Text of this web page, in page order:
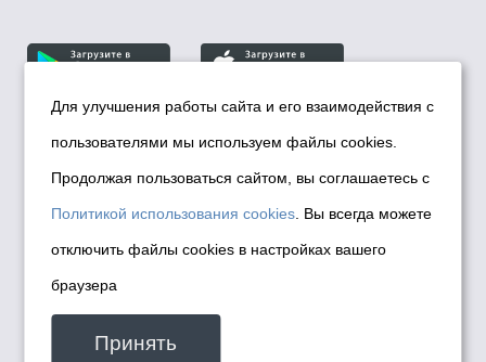
© Департамент информационной политики мэрии
города Новосибирска, 2026
Политика использования Cookies
Политика по обработке персональных
данных в информационных системах
мэрии города Новосибирска
Техническая поддержка сайта -
malinchukvl@mail.ru
Для улучшения работы сайта и его взаимодействия с
пользователями мы используем файлы cookies.
Продолжая пользоваться сайтом, вы соглашаетесь с
Политикой использования cookies . Вы всегда можете
отключить файлы cookies в настройках вашего
браузера
Принять